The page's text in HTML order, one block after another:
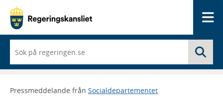
du
börjar
skriva
framträder
Pressmeddelande från Socialdepartementet